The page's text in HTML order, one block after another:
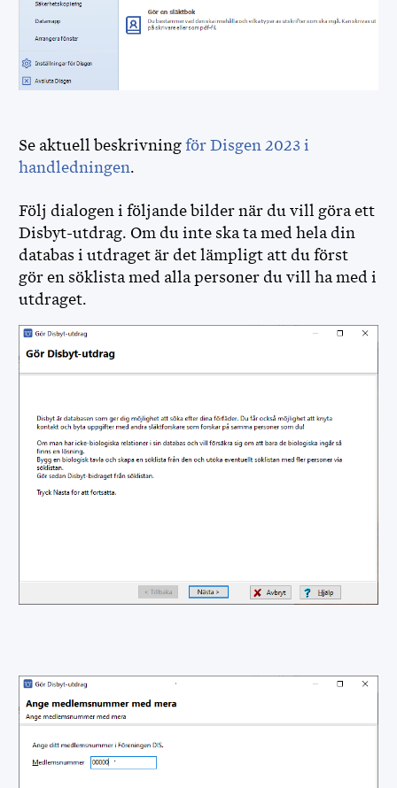
MINISITE IN ENGLISH
DISBYT
DISGEN HANDLEDNING
Se aktuell beskrivning för Disgen 2023 i
handledningen.
Följ dialogen i följande bilder när du vill göra ett
Disbyt-utdrag. Om du inte ska ta med hela din
databas i utdraget är det lämpligt att du först
gör en söklista med alla personer du vill ha med i
utdraget.